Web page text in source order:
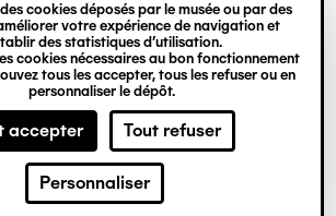
cookies déposés par le musée ou par des
votre expérience de navigation et
des statistiques d’utilisation.
cookies nécessaires au bon fonctionnement
tous les accepter, tous les refuser ou en
personnaliser le dépôt.
accepter Tout refuser
Personnaliser
en
8 000 œuvres, la collection du LaM est